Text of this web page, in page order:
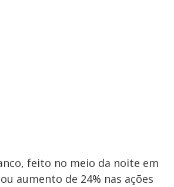
feito no meio da noite em
aumento de 24% nas ações